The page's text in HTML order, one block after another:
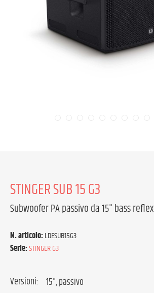
STINGER SUB 15 G3
Subwoofer PA passivo da 15" bass reflex
N. articolo:LDESUB15G3
Serie:STINGER G3
Versioni: